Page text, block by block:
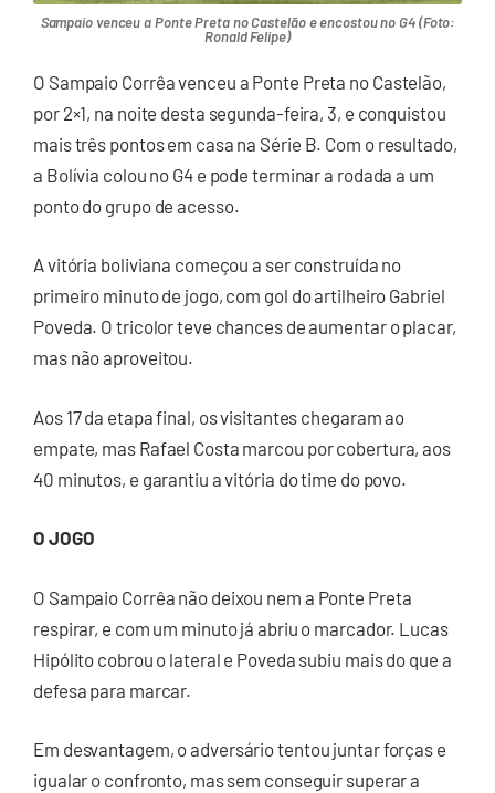
Sampaio venceu a Ponte Preta no Castelão e encostou no G4 (Foto:
Ronald Felipe)
O Sampaio Corrêa venceu a Ponte Preta no Castelão,
por 2×1, na noite desta segunda-feira, 3, e conquistou
mais três pontos em casa na Série B. Com o resultado,
a Bolívia colou no G4 e pode terminar a rodada a um
ponto do grupo de acesso.
A vitória boliviana começou a ser construída no
primeiro minuto de jogo, com gol do artilheiro Gabriel
Poveda. O tricolor teve chances de aumentar o placar,
mas não aproveitou.
Aos 17 da etapa final, os visitantes chegaram ao
empate, mas Rafael Costa marcou por cobertura, aos
40 minutos, e garantiu a vitória do time do povo.
O JOGO
O Sampaio Corrêa não deixou nem a Ponte Preta
respirar, e com um minuto já abriu o marcador. Lucas
Hipólito cobrou o lateral e Poveda subiu mais do que a
defesa para marcar.
Em desvantagem, o adversário tentou juntar forças e
igualar o confronto, mas sem conseguir superar a